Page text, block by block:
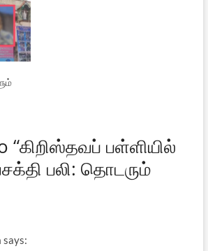
“கிறிஸ்தவப் பள்ளியில்
பலி: தொடரும்
says: